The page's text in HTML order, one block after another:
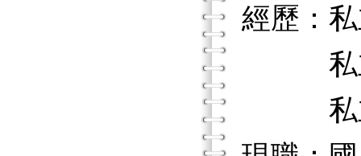
經歷：
私立
私立